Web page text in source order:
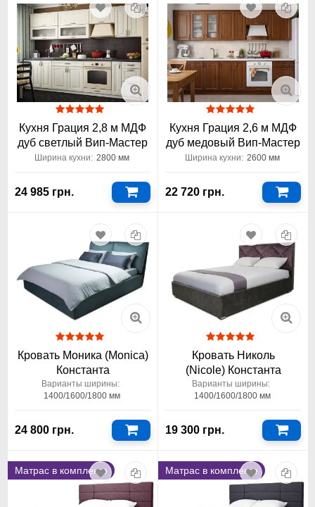
Кухня Грация 2,8 м МДФ
дуб светлый Вип-Мастер
Ширина кухни: 2800 мм
24 985 грн.
Кухня Грация 2,6 м МДФ
дуб медовый Вип-Мастер
Ширина кухни: 2600 мм
22 720 грн.
Кровать Моника (Monica)
Константа
Варианты ширины:
1400/1600/1800 мм
24 800 грн.
Кровать Николь
(Nicole) Константа
Варианты ширины:
1400/1600/1800 мм
19 300 грн.
Матрас в комплекте Матрас в комплекте